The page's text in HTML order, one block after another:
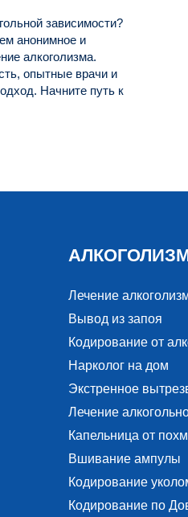
зависимости?
анонимное и
алкоголизма.
опытные врачи и
Начните путь к
Лечение
Вывод из запоя
Кодирование от
Нарколог на дом
Экстренное
Лечение
Капельница от
Вшивание ампулы
Кодирование
Кодирование по